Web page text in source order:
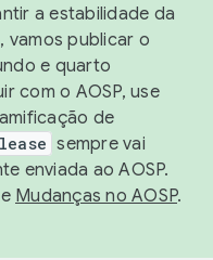
a estabilidade da
vamos publicar o
e quarto
com o AOSP, use
de
sempre vai
enviada ao AOSP.
Mudanças no AOSP.